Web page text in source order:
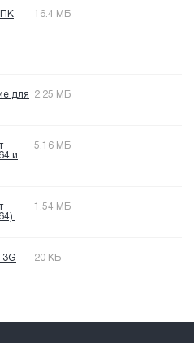
ПК
16.4 МБ
для
2.25 МБ
и
5.16 МБ
1.54 МБ
3G
20 КБ